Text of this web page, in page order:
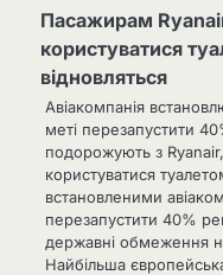
Пасажирам
користуватися
відновляться
Авіакомпанія
меті перезапустити
подорожують з
користуватися
встановленими
перезапустити 40%
державні обмеження
Найбільша